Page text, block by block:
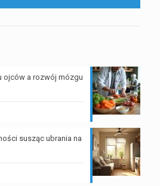
ojców a rozwój mózgu
susząc ubrania na